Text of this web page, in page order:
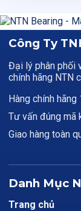
Công Ty
Đại lý phân phối
chính hãng NTN
Hàng chính hãng
Tư vấn đúng mã
Giao hàng toàn
Danh Mục
Trang chủ